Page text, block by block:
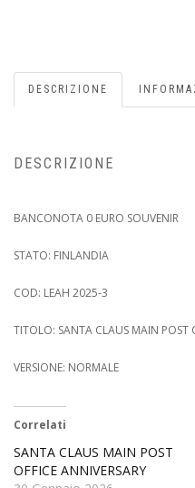
DESCRIZIONE
DESCRIZIONE
BANCONOTA 0 EURO SOUVENIR
STATO: FINLANDIA
COD: LEAH 2025-3
TITOLO: SANTA CLAUS MAIN POST
VERSIONE: NORMALE
Correlati
SANTA CLAUS MAIN POST
OFFICE ANNIVERSARY